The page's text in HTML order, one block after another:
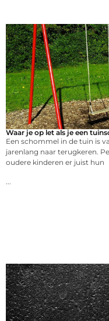
Waar je op let als je een
Een schommel in de tuin is
jarenlang naar terugkeren.
oudere kinderen er juist hun